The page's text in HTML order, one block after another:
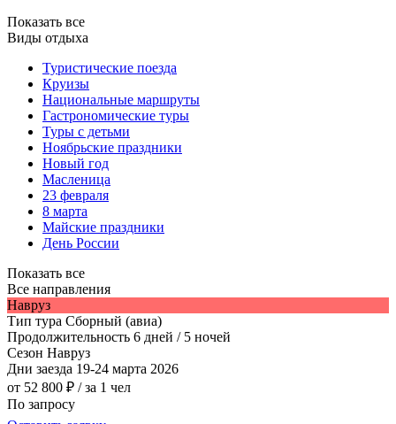
Показать все
Виды отдыха
Туристические поезда
Круизы
Национальные маршруты
Гастрономические туры
Туры с детьми
Ноябрьские праздники
Новый год
Масленица
23 февраля
8 марта
Майские праздники
День России
Показать все
Все направления
Навруз
Тип тура Сборный (авиа)
Продолжительность 6 дней / 5 ночей
Сезон Навруз
Дни заезда 19-24 марта 2026
от 52 800 ₽ / за 1 чел
По запросу